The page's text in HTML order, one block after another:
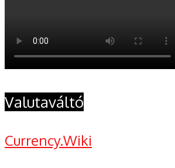
Valutaváltó
Currency.Wiki